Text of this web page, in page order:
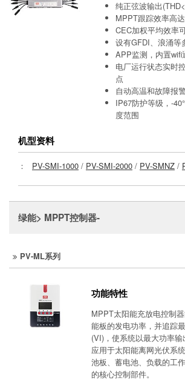
纯正弦波输出
MPPT跟踪效率高
CEC加权平均效率
设有GFDI、浪涌等
APP监测，内置wifi
电厂运行状态实时
点
自动高温和故障报
IP67防护等级，-
度范围
机型资料
： PV-SMI-1000 / PV-SMI-2000 / PV-SMNZ /
绿能> MPPT控制器-
PV-ML系列
功能特性
MPPT太阳能充放电控制
能板的发电功率，并追踪
(VI)，使系统以最大功率输
应用于太阳能离网光伏系
池板、蓄电池、负载的工
的核心控制部件。